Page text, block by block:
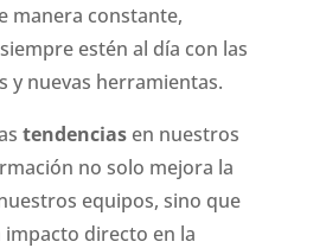
manera constante,
estén al día con las
y nuevas herramientas.
tendenciasen nuestros
no solo mejora la
equipos, sino que
directo en la